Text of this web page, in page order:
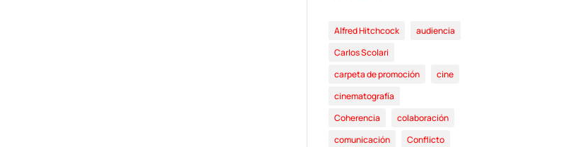
Alfred Hitchcock
audiencia
Carlos Scolari
carpeta de promoción
cine
cinematografía
Coherencia
colaboración
comunicación
Conflicto